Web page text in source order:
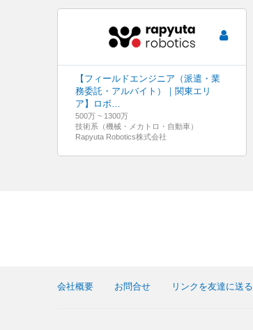
【フィールドエンジニア（派遣・業
務委託・アルバイト）｜関東エリ
ア】ロボ…
500万 ~ 1300万
技術系（機械・メカトロ・自動車）
Rapyuta Robotics株式会社
会社概要 お問合せ リンクを友達に送る